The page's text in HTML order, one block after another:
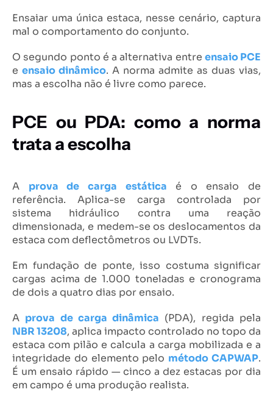
Ensaiar uma única estaca, nesse cenário, captura
mal o comportamento do conjunto.
O segundo ponto é a alternativa entre ensaio PCE
e ensaio dinâmico. A norma admite as duas vias,
mas a escolha não é livre como parece.
PCE ou PDA: como a norma
trata a escolha
A prova de carga estática é o ensaio de
referência. Aplica-se carga controlada por
sistema hidráulico contra uma reação
dimensionada, e medem-se os deslocamentos da
estaca com deflectômetros ou LVDTs.
Em fundação de ponte, isso costuma significar
cargas acima de 1.000 toneladas e cronograma
de dois a quatro dias por ensaio.
A prova de carga dinâmica (PDA), regida pela
NBR 13208, aplica impacto controlado no topo da
estaca com pilão e calcula a carga mobilizada e a
integridade do elemento pelo método CAPWAP.
É um ensaio rápido — cinco a dez estacas por dia
em campo é uma produção realista.